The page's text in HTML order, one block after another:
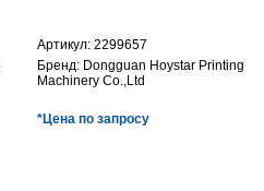
Артикул: 2299657
Бренд: Dongguan Hoystar Printing
Machinery Co.,Ltd
*Цена по запросу